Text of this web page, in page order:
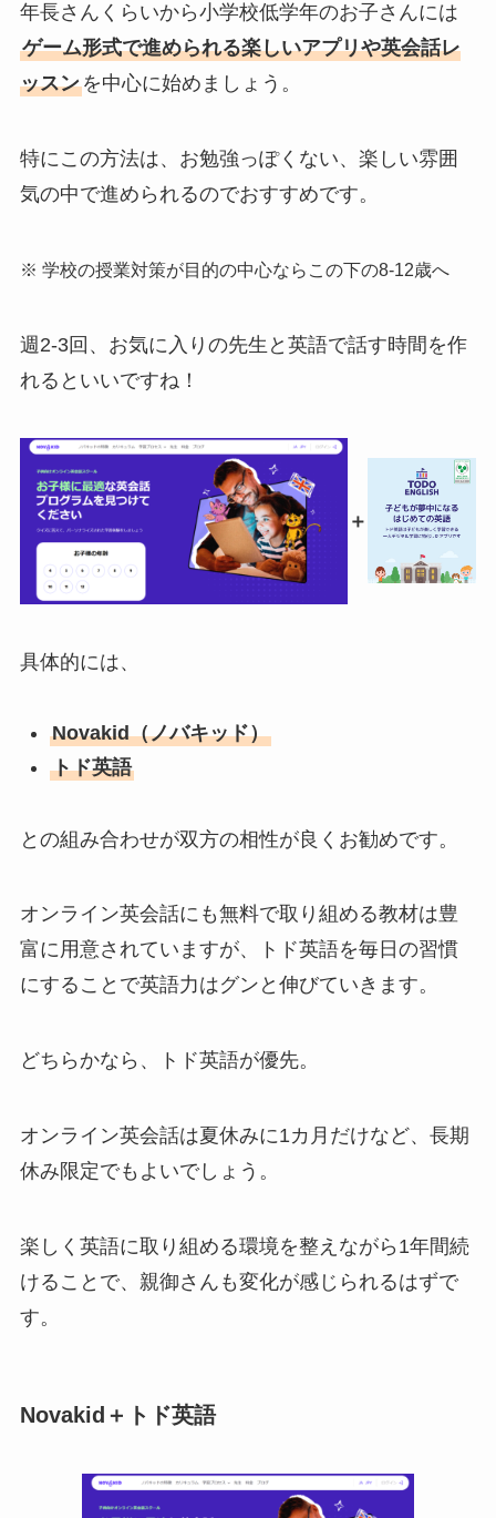
年長さんくらいから小学校低学年のお子さんには
ゲーム形式で進められる楽しいアプリや英会話レ
ッスンを中心に始めましょう。
特にこの方法は、お勉強っぽくない、楽しい雰囲
気の中で進められるのでおすすめです。
※ 学校の授業対策が目的の中心ならこの下の8-12歳へ
週2-3回、お気に入りの先生と英語で話す時間を作
れるといいですね！
＋
具体的には、
Novakid（ノバキッド）
トド英語
との組み合わせが双方の相性が良くお勧めです。
オンライン英会話にも無料で取り組める教材は豊
富に用意されていますが、トド英語を毎日の習慣
にすることで英語力はグンと伸びていきます。
どちらかなら、トド英語が優先。
オンライン英会話は夏休みに1カ月だけなど、長期
休み限定でもよいでしょう。
楽しく英語に取り組める環境を整えながら1年間続
けることで、親御さんも変化が感じられるはずで
す。
Novakid＋トド英語